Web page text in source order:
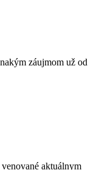
záujmom už od
aktuálnym